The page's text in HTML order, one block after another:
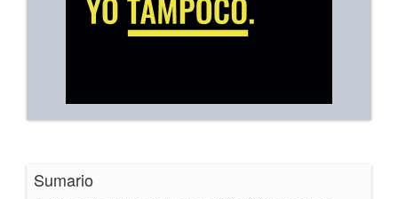
Sumario